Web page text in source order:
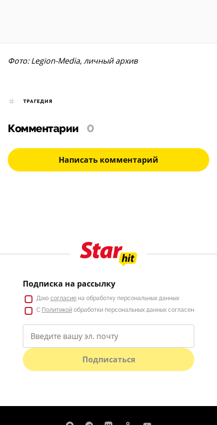
Фото: Legion-Media, личный архив
ТРАГЕДИЯ
Комментарии 0
Написать комментарий
Подписка на рассылку
Даю согласие на обработку персональных данных
С Политикой обработки персональных данных согласен
Подписаться